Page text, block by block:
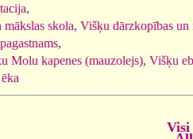
,
skola, Višķu dārzkopības un
,
Molu kapenes (mauzolejs), Višķu
Visi